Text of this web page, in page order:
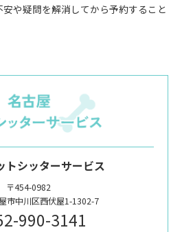
や疑問を解消してから予約すること
トシッターサービス
〒454-0982
市中川区西伏屋1-1302-7
990-3141